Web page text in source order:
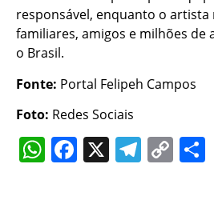
responsável, enquanto o artista
familiares, amigos e milhões
o Brasil.
Fonte: Portal Felipeh Campos
Foto: Redes Sociais
WhatsApp
Facebook
X